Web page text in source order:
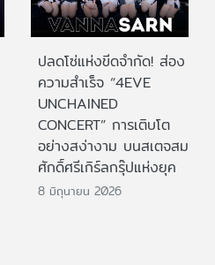
ปลดโซ่แห่งขีดจำกัด! ส่อง
ความสำเร็จ “4EVE
UNCHAINED
CONCERT” การเติบโต
อย่างสง่างาม บนสเตจสม
ศักดิ์ศรีเกิร์ลกรุ๊ปแห่งยุค
8 มิถุนายน 2026